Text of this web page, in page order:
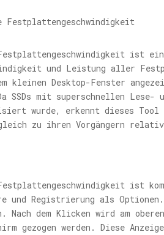
ist
und Leistung aller
kleinen Desktop-Fenster
SSDs mit superschnellen
wurde, erkennt dieses Tool
zu ihren Vorgängern
ist
und Registrierung als
Nach dem Klicken wird am
gezogen werden. Diese